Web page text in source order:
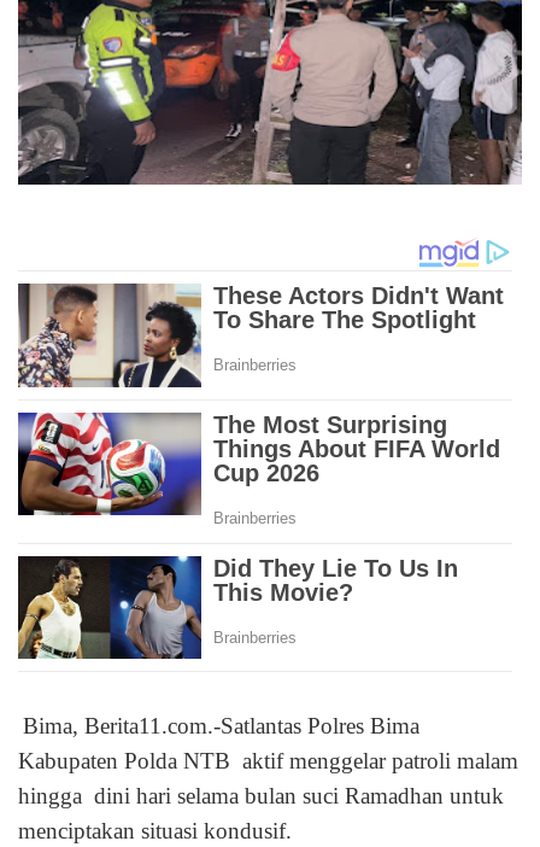
Bima, Berita11.com.-Satlantas Polres Bima
Kabupaten Polda NTB aktif menggelar patroli malam
hingga dini hari selama bulan suci Ramadhan untuk
menciptakan situasi kondusif.